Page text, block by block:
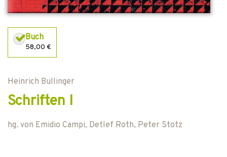
Buch
58,00 €
Heinrich Bullinger
Schriften I
hg. von Emidio Campi, Detlef Roth, Peter Stotz